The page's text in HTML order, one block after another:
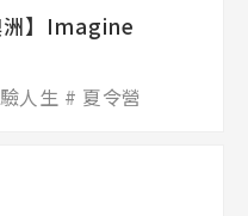
】Imagine
人生 夏令營